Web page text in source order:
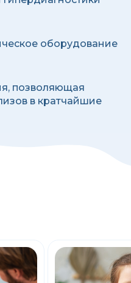
оборудование
позволяющая
в кратчайшие